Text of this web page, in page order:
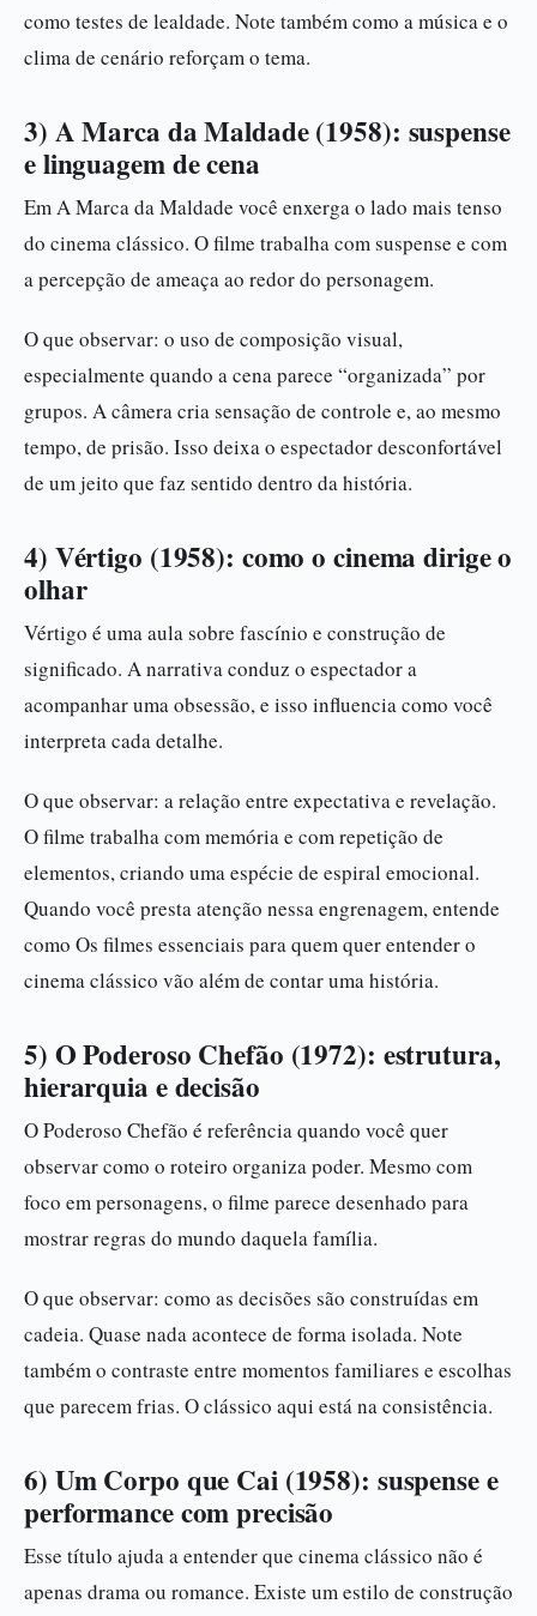
como testes de lealdade. Note também como a música e o
clima de cenário reforçam o tema.
3) A Marca da Maldade (1958): suspense
e linguagem de cena
Em A Marca da Maldade você enxerga o lado mais tenso
do cinema clássico. O filme trabalha com suspense e com
a percepção de ameaça ao redor do personagem.
O que observar: o uso de composição visual,
especialmente quando a cena parece “organizada” por
grupos. A câmera cria sensação de controle e, ao mesmo
tempo, de prisão. Isso deixa o espectador desconfortável
de um jeito que faz sentido dentro da história.
4) Vértigo (1958): como o cinema dirige o
olhar
Vértigo é uma aula sobre fascínio e construção de
significado. A narrativa conduz o espectador a
acompanhar uma obsessão, e isso influencia como você
interpreta cada detalhe.
O que observar: a relação entre expectativa e revelação.
O filme trabalha com memória e com repetição de
elementos, criando uma espécie de espiral emocional.
Quando você presta atenção nessa engrenagem, entende
como Os filmes essenciais para quem quer entender o
cinema clássico vão além de contar uma história.
5) O Poderoso Chefão (1972): estrutura,
hierarquia e decisão
O Poderoso Chefão é referência quando você quer
observar como o roteiro organiza poder. Mesmo com
foco em personagens, o filme parece desenhado para
mostrar regras do mundo daquela família.
O que observar: como as decisões são construídas em
cadeia. Quase nada acontece de forma isolada. Note
também o contraste entre momentos familiares e escolhas
que parecem frias. O clássico aqui está na consistência.
6) Um Corpo que Cai (1958): suspense e
performance com precisão
Esse título ajuda a entender que cinema clássico não é
apenas drama ou romance. Existe um estilo de construção